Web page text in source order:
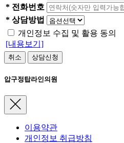
* 전화번호
* 상담방법
개인정보 수집 및 활용 동의
[내용보기]
취소 상담신청
압구정탑라인의원
이용약관
개인정보 취급방침